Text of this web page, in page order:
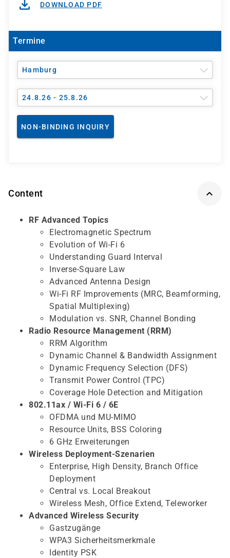
DOWNLOAD PDF
Termine
Hamburg
24.8.26 - 25.8.26
NON-BINDING INQUIRY
Content
RF Advanced Topics
Electromagnetic Spectrum
Evolution of Wi-Fi 6
Understanding Guard Interval
Inverse-Square Law
Advanced Antenna Design
Wi-Fi RF Improvements (MRC, Beamforming,
Spatial Multiplexing)
Modulation vs. SNR, Channel Bonding
Radio Resource Management (RRM)
RRM Algorithm
Dynamic Channel & Bandwidth Assignment
Dynamic Frequency Selection (DFS)
Transmit Power Control (TPC)
Coverage Hole Detection and Mitigation
802.11ax / Wi-Fi 6 / 6E
OFDMA und MU-MIMO
Resource Units, BSS Coloring
6 GHz Erweiterungen
Wireless Deployment-Szenarien
Enterprise, High Density, Branch Office
Deployment
Central vs. Local Breakout
Wireless Mesh, Office Extend, Teleworker
Advanced Wireless Security
Gastzugänge
WPA3 Sicherheitsmerkmale
Identity PSK